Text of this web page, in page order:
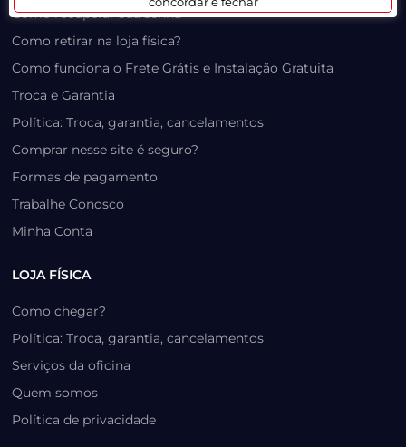
Como recuperar sua senha
Como retirar na loja física?
Como funciona o Frete Grátis e Instalação Gratuita
Troca e Garantia
Política: Troca, garantia, cancelamentos
Comprar nesse site é seguro?
Formas de pagamento
Trabalhe Conosco
Minha Conta
LOJA FÍSICA
Como chegar?
Política: Troca, garantia, cancelamentos
Serviços da oficina
Quem somos
Política de privacidade